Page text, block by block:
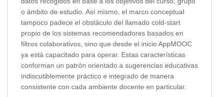
o ámbito de estudio. Así mismo, el marco conceptual
tampoco padece el obstáculo del llamado cold-start
propio de los sistemas recomendadores basados en
filtros colaborativos, sino que desde el inicio AppMOOC
ya está capacitado para operar. Estas características
conforman un patrón orientado a sugerencias educativas
indiscutiblemente práctico e integrado de manera
consistente con cada ambiente docente en particular.